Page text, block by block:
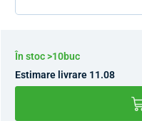
În stoc >10buc
Estimare livrare 11.08